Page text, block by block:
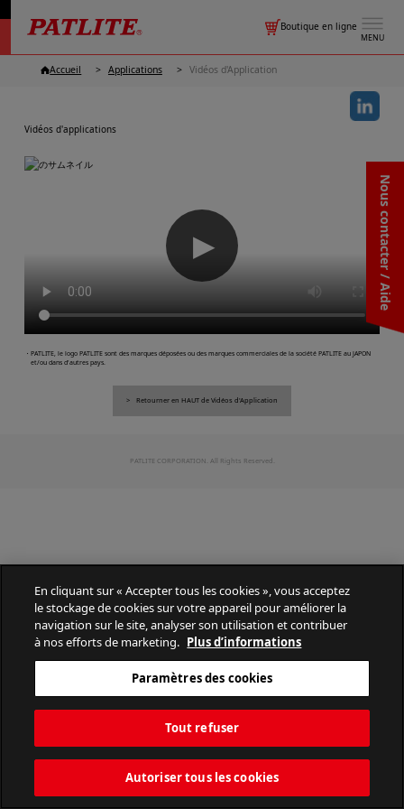
MENU
Boutique en ligne
Nous contacter / Aide
Accueil Applications Vidéos d'Application
Vidéos d'applications
▶
・PATLITE, le logo PATLITE sont des marques déposées ou des marques commerciales de la société PATLITE au JAPON
et/ou dans d'autres pays.
Retourner en HAUT de Vidéos d'Application
PATLITE CORPORATION. All Rights Reserved.
En cliquant sur « Accepter tous les cookies », vous acceptez
le stockage de cookies sur votre appareil pour améliorer la
navigation sur le site, analyser son utilisation et contribuer
à nos efforts de marketing. Plus d’informations
Paramètres des cookies
Tout refuser
Autoriser tous les cookies